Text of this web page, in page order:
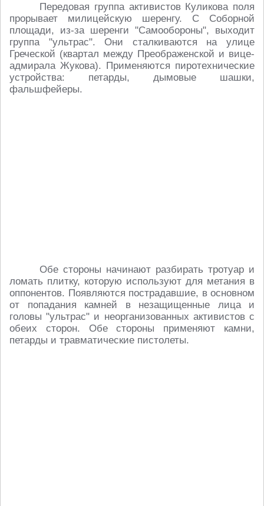
Передовая группа активистов Куликова поля
прорывает милицейскую шеренгу. С Соборной
площади, из-за шеренги "Самообороны", выходит
группа "ультрас". Они сталкиваются на улице
Греческой (квартал между Преображенской и вице-
адмирала Жукова). Применяются пиротехнические
устройства: петарды, дымовые шашки,
фальшфейеры.
Обе стороны начинают разбирать тротуар и
ломать плитку, которую используют для метания в
оппонентов. Появляются пострадавшие, в основном
от попадания камней в незащищенные лица и
головы "ультрас" и неорганизованных активистов с
обеих сторон. Обе стороны применяют камни,
петарды и травматические пистолеты.